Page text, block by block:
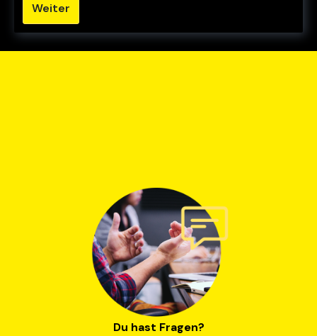
Weiter
Du hast Fragen?